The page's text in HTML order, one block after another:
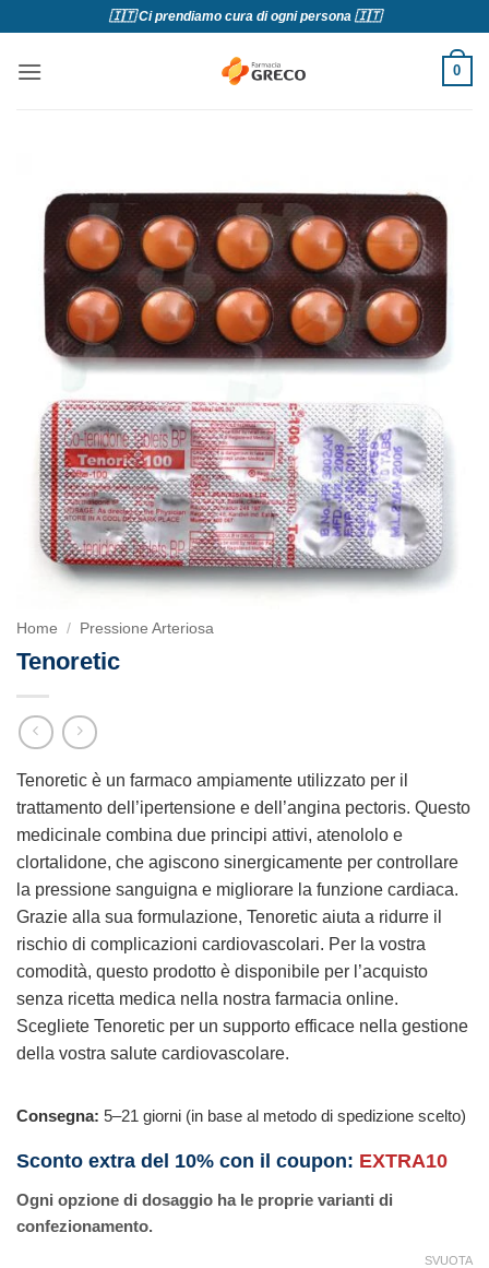
contenuti
🇮🇹 Ci prendiamo cura di ogni persona 🇮🇹
0
Home / Pressione Arteriosa
Tenoretic
Tenoretic è un farmaco ampiamente utilizzato per il
trattamento dell’ipertensione e dell’angina pectoris. Questo
medicinale combina due principi attivi, atenololo e
clortalidone, che agiscono sinergicamente per controllare
la pressione sanguigna e migliorare la funzione cardiaca.
Grazie alla sua formulazione, Tenoretic aiuta a ridurre il
rischio di complicazioni cardiovascolari. Per la vostra
comodità, questo prodotto è disponibile per l’acquisto
senza ricetta medica nella nostra farmacia online.
Scegliete Tenoretic per un supporto efficace nella gestione
della vostra salute cardiovascolare.
Consegna: 5–21 giorni (in base al metodo di spedizione scelto)
Sconto extra del 10% con il coupon: EXTRA10
Ogni opzione di dosaggio ha le proprie varianti di
confezionamento.
SVUOTA